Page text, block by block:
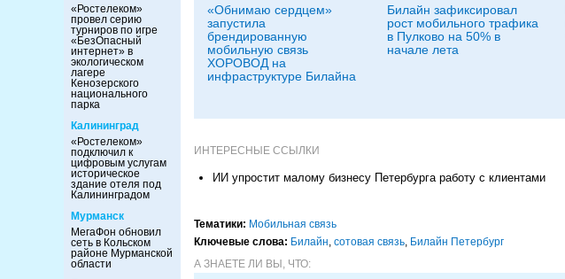
«Ростелеком»
провел серию
турниров по игре
«БезОпасный
интернет» в
экологическом
лагере
Кенозерского
национального
парка
Калининград
«Ростелеком»
подключил к
цифровым услугам
историческое
здание отеля под
Калининградом
Мурманск
МегаФон обновил
сеть в Кольском
районе Мурманской
области
«Обнимаю сердцем»
запустила
брендированную
мобильную связь
ХОРОВОД на
инфраструктуре Билайна
Билайн зафиксировал
рост мобильного трафика
в Пулково на 50% в
начале лета
ИНТЕРЕСНЫЕ ССЫЛКИ
ИИ упростит малому бизнесу Петербурга работу с клиентами
Тематики: Мобильная связь
Ключевые слова: Билайн, сотовая связь, Билайн Петербург
А ЗНАЕТЕ ЛИ ВЫ, ЧТО: